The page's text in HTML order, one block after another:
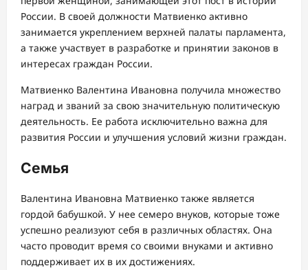
России. В своей должности Матвиенко активно
занимается укреплением верхней палаты парламента,
а также участвует в разработке и принятии законов в
интересах граждан России.
Матвиенко Валентина Ивановна получила множество
наград и званий за свою значительную политическую
деятельность. Ее работа исключительно важна для
развития России и улучшения условий жизни граждан.
Семья
Валентина Ивановна Матвиенко также является
гордой бабушкой. У нее семеро внуков, которые тоже
успешно реализуют себя в различных областях. Она
часто проводит время со своими внуками и активно
поддерживает их в их достижениях.